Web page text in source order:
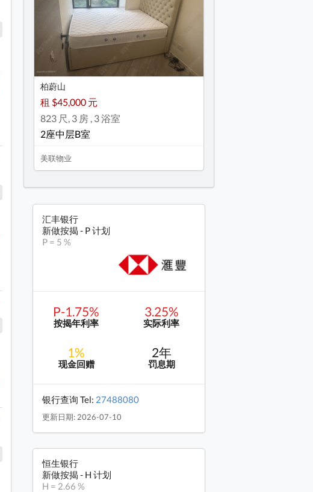
柏蔚山
租 $45,000 元
823 尺, 3 房 , 3 浴室
2座中层B室
美联物业
汇丰银行
新做按揭 - P 计划
P = 5 %
P-1.75%
按揭年利率
3.25%
实际利率
1%
现金回赠
2年
罚息期
银行查询 Tel: 27488080
更新日期: 2026-07-10
恒生银行
新做按揭 - H 计划
H = 2.66 %